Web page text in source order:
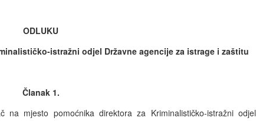
ODLUKU
istražni odjel Državne agencije za istrage i zaštitu
Članak 1.
mjesto pomoćnika direktora za Kriminalističko-istražni odjel